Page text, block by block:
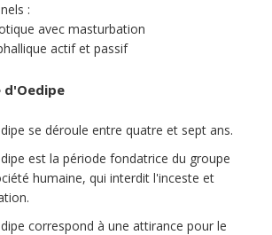
:
avec masturbation
actif et passif
d'Oedipe
se déroule entre quatre et sept ans.
est la période fondatrice du groupe
humaine, qui interdit l'inceste et
correspond à une attirance pour le